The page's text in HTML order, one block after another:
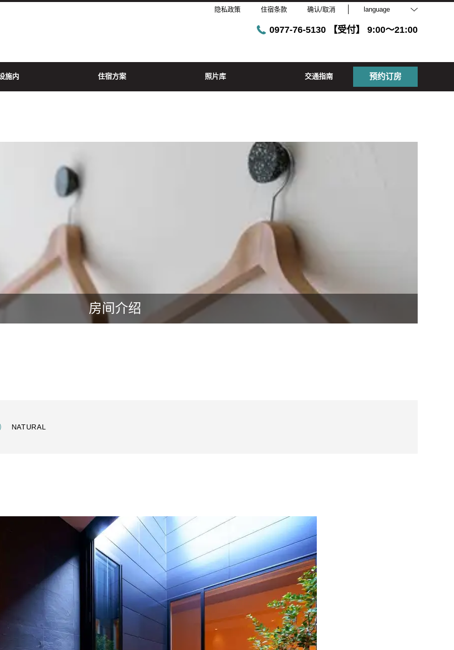
隐私政策 住宿条款 确认/取消 language
0977-76-5130 【受付】 9:00～21:00
施内 住宿方案 照片库 交通指南 预约订房
房间介绍
NATURAL